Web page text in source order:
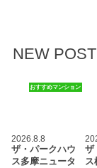
NEW POST
おすすめマンション
2026.8.8
ザ・パークハウ
ス多摩ニュータ
ザ